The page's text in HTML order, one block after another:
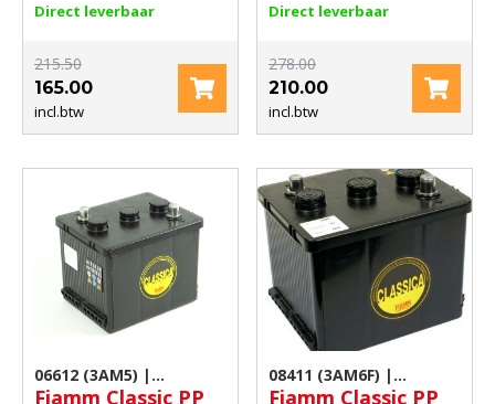
132Ah | 440 A IEC
Direct leverbaar
215.50
165.00
incl.btw
160Ah | 600 A IEC
Direct leverbaar
278.00
210.00
incl.btw
06612 (3AM5) |
Fiamm Classic PP
08411 (3AM6F) |
Fiamm Classic PP